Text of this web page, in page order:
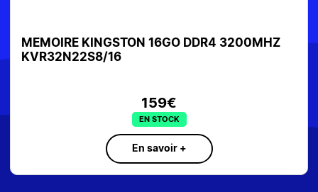
MEMOIRE KINGSTON 16GO DDR4 3200MHZ
KVR32N22S8/16
159€
EN STOCK
En savoir +